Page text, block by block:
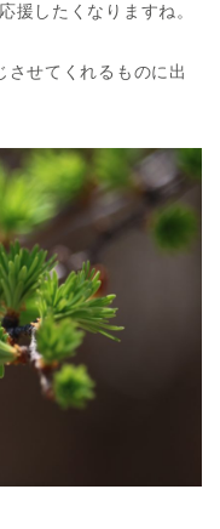
援したくなりますね。
させてくれるものに出